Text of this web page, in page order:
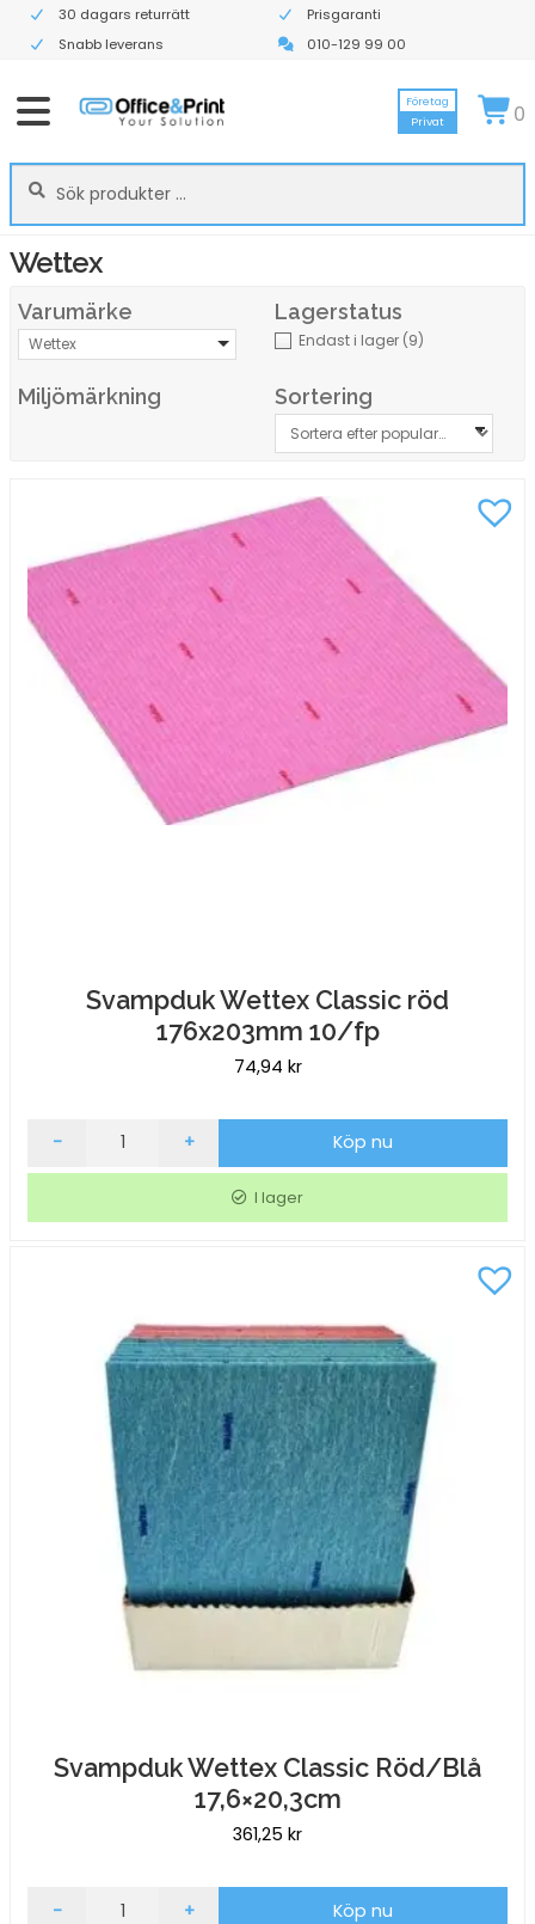
30 dagars returrätt
Prisgaranti
Snabb leverans
010-129 99 00
Sök
efter:
Sök
Företag
Privat
0
Wettex
Varumärke
Wettex
Lagerstatus
Endast i lager (9)
Miljömärkning Sortering
Svampduk Wettex Classic röd
176x203mm 10/fp
74,94 kr
Svampduk
- + Köp nu
I lager
Svampduk Wettex Classic Röd/Blå
17,6×20,3cm
361,25 kr
Svampduk
- + Köp nu